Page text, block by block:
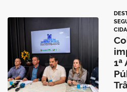
1ª